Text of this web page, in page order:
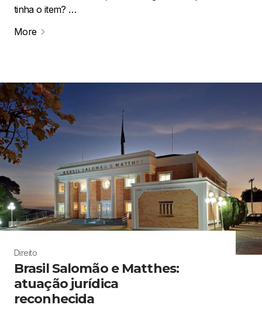
tinha o item? …
More
Direito
Brasil Salomão e Matthes:
atuação jurídica
reconhecida